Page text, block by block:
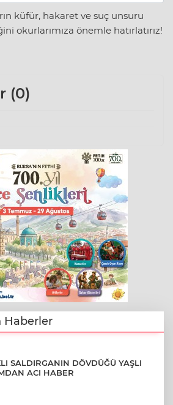
küfür, hakaret ve suç unsuru
okurlarımıza önemle hatırlatırız!
(0)
Haberler
SALDIRGANIN DÖVDÜĞÜ YAŞLI
ACI HABER